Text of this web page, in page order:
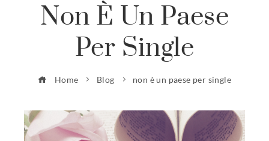
Non È Un Paese
Per Single
Home Blog non è un paese per single